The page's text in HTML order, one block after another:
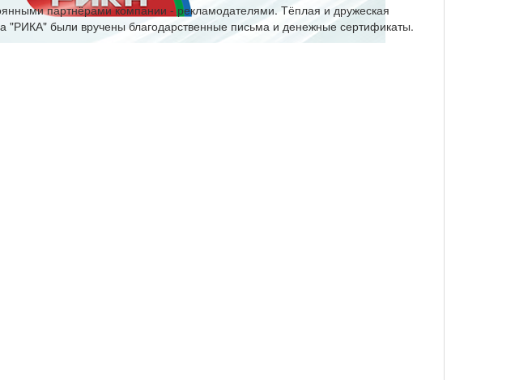
партнёрами компании - рекламодателями. Тёплая и дружеская
"РИКА" были вручены благодарственные письма и денежные сертификаты.